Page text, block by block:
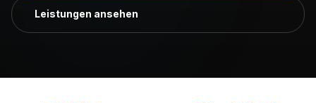
Leistungen ansehen